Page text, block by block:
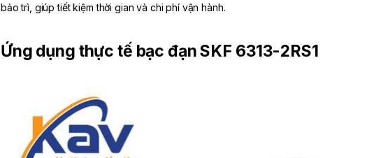
bảo trì, giúp tiết kiệm thời gian và chi phí vận hành.
Ứng dụng thực tế bạc đạn SKF 6313-2RS1